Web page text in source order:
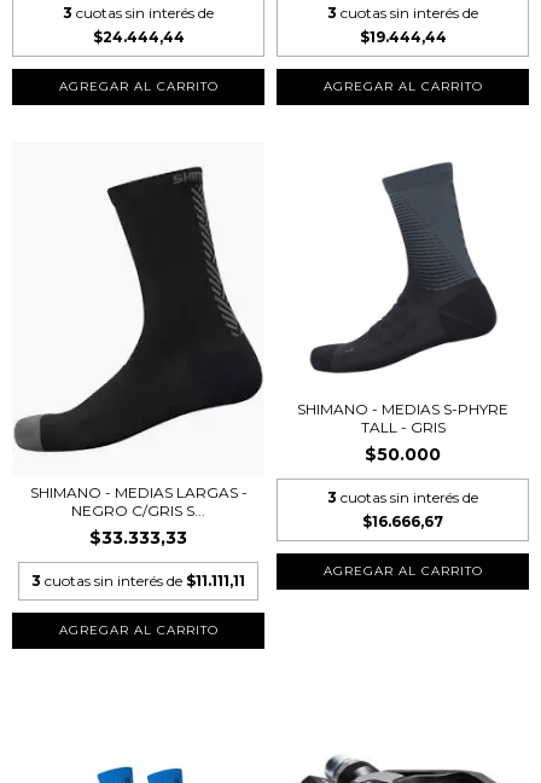
3 cuotas sin interés de
$24.444,44
AGREGAR AL CARRITO
3 cuotas sin interés de
$19.444,44
AGREGAR AL CARRITO
SHIMANO - MEDIAS LARGAS -
NEGRO C/GRIS S...
$33.333,33
3 cuotas sin interés de $11.111,11
AGREGAR AL CARRITO
SHIMANO - MEDIAS S-PHYRE
TALL - GRIS
$50.000
3 cuotas sin interés de
$16.666,67
AGREGAR AL CARRITO